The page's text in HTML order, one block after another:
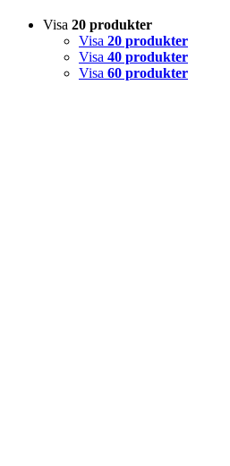
Visa 20 produkter
Visa 20 produkter
Visa 40 produkter
Visa 60 produkter